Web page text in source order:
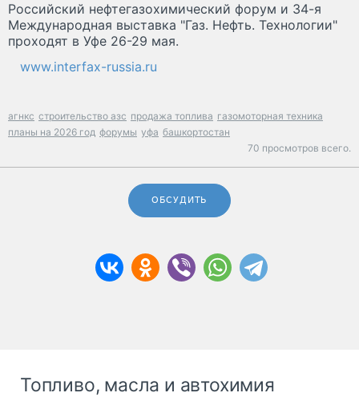
Российский нефтегазохимический форум и 34-я
Международная выставка "Газ. Нефть. Технологии"
проходят в Уфе 26-29 мая.
www.interfax-russia.ru
агнкс строительство азс продажа топлива газомоторная техника
планы на 2026 год форумы уфа башкортостан
70 просмотров всего.
ОБСУДИТЬ
Топливо, масла и автохимия